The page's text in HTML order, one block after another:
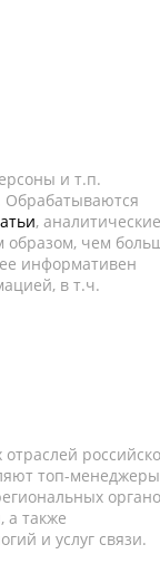
и т.п.
Обрабатываются
, аналитические
образом, чем
информативен
в т.ч.
топ-
а также
и услуг связи.